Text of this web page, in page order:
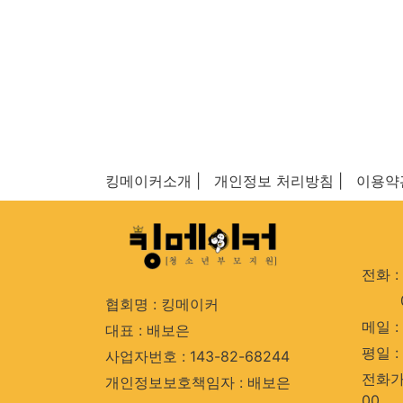
킹메이커소개 | 개인정보 처리방침 | 이용약
협회명 : 킹메이커
대표 : 배보은
사업자번호 : 143-82-68244
개인정보보호책임자 : 배보은
전화
메일
평일
전화